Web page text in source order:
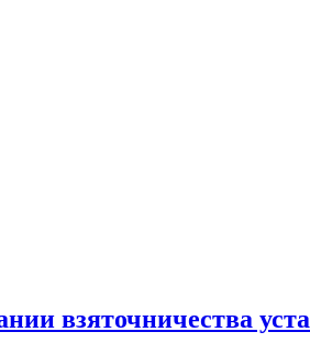
взяточничества